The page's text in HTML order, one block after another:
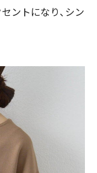
ントになり、シン